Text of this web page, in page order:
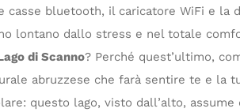
bluetooth, il caricatore WiFi e la
lontano dallo stress e nel totale
di Scanno? Perché quest’ultimo,
abruzzese che farà sentire te e la
questo lago, visto dall’alto,